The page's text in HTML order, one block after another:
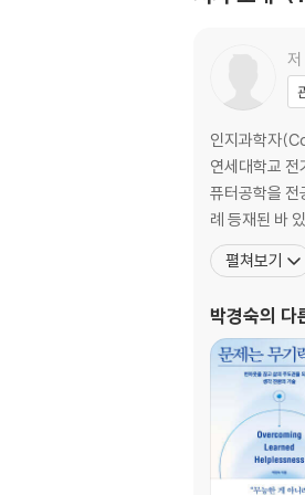
마음의 3가지 본
성장과 추락이
PART 2 우리는
저항의 심리
학습된 게으름 /
변화에 저항하다
익숙한 것이 편
저항의 모델
프로이트의 저
저항에 막히기 쉬
성격장애의 10
아동기에 만들어
저
인지과학자
연세대학교
퓨터공학을 전
례 등재된 바
펼쳐보기
박경숙의 다